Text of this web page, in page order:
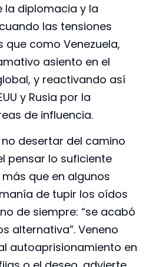
la diplomacia y la
las tensiones
que como Venezuela,
asiento en el
y reactivando así
y Rusia por la
de influencia.
desertar del camino
pensar lo suficiente
que en algunos
de tupir los oídos
de siempre: “se acabó
alternativa”. Veneno
autoaprisionamiento en